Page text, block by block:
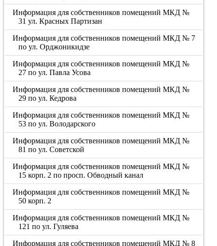
Информация для собственников помещений МКД №
31 ул. Красных Партизан
Информация для собственников помещений МКД № 7
по ул. Орджоникидзе
Информация для собственников помещений МКД №
27 по ул. Павла Усова
Информация для собственников помещений МКД №
29 по ул. Кедрова
Информация для собственников помещений МКД №
53 по ул. Володарского
Информация для собственников помещений МКД №
81 по ул. Советской
Информация для собственников помещений МКД №
15 корп. 2 по просп. Обводный канал
Информация для собственников помещений МКД №
50 корп. 2
Информация для собственников помещений МКД №
121 по ул. Гуляева
Информация для собственников помещений МКД № 8